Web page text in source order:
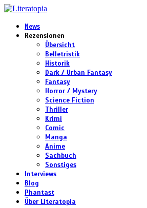
News
Rezensionen
Übersicht
Belletristik
Historik
Dark / Urban Fantasy
Fantasy
Horror / Mystery
Science Fiction
Thriller
Krimi
Comic
Manga
Anime
Sachbuch
Sonstiges
Interviews
Blog
Phantast
Über Literatopia